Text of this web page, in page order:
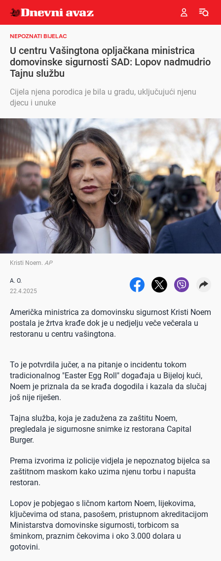
NEPOZNATI BIJELAC
U centru Vašingtona opljačkana ministrica
domovinske sigurnosti SAD: Lopov nadmudrio
Tajnu službu
Cijela njena porodica je bila u gradu, uključujući njenu
djecu i unuke
Kristi Noem AP
A. O.
22.4.2025
Američka ministrica za domovinsku sigurnost Kristi Noem
postala je žrtva krađe dok je u nedjelju veče večerala u
restoranu u centru vašingtona.
To je potvrdila jučer, a na pitanje o incidentu tokom
tradicionalnog "Easter Egg Roll" događaja u Bijeloj kući,
Noem je priznala da se krađa dogodila i kazala da slučaj
još nije riješen.
Tajna služba, koja je zadužena za zaštitu Noem,
pregledala je sigurnosne snimke iz restorana Capital
Burger.
Prema izvorima iz policije vidjela je nepoznatog bijelca sa
zaštitnom maskom kako uzima njenu torbu i napušta
restoran.
Lopov je pobjegao s ličnom kartom Noem, lijekovima,
ključevima od stana, pasošem, pristupnom akreditacijom
Ministarstva domovinske sigurnosti, torbicom sa
šminkom, praznim čekovima i oko 3.000 dolara u
gotovini.